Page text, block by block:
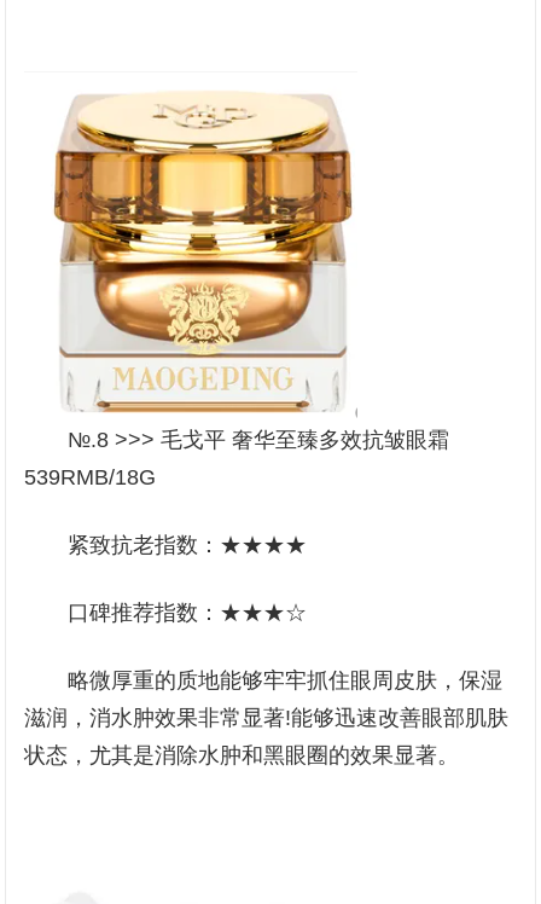
№.8 >>> 毛戈平 奢华至臻多效抗皱眼霜
539RMB/18G
紧致抗老指数：★★★★
口碑推荐指数：★★★☆
略微厚重的质地能够牢牢抓住眼周皮肤，保湿
滋润，消水肿效果非常显著!能够迅速改善眼部肌肤
状态，尤其是消除水肿和黑眼圈的效果显著。